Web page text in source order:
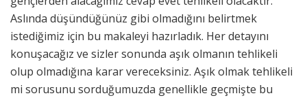
Aslında düşündüğünüz gibi olmadığını belirtmek
istediğimiz için bu makaleyi hazırladık. Her detayını
konuşacağız ve sizler sonunda aşık olmanın tehlikeli
olup olmadığına karar vereceksiniz. Aşık olmak tehlikeli
mi sorusunu sorduğumuzda genellikle geçmişte bu